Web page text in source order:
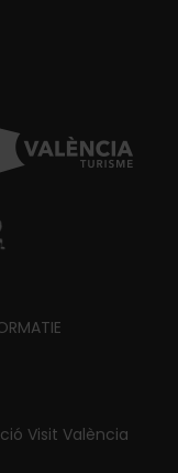
Visit València